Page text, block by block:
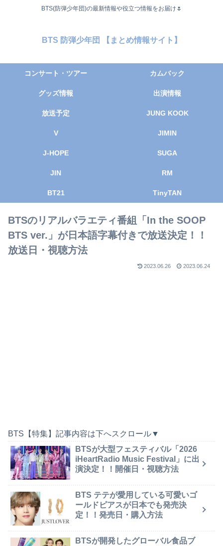
BTS(防弾少年団)の最新情報や役立つ情報をお届け🌷
BTS 防弾少年団 【まとめ情報サイト】
コンサート・ツアー カムバック
グッズ情報 出演情報
放送予定 JUNG KOOK
V JIMIN
J-HOPE SUGA
JIN RM
BT21 TinyTAN
BTSのリアルバラエティ番組「In the SOOP
BTS ver.」が日本語字幕付きで放送決定！！
放送日・視聴方法
2023.06.26 2023.06.24
BTS【特集】記事内容は下へスクロール▼
BTSが大型フェスティバル「2026
iHeartRadio Music Festival」に出
演決定！！開催日・視聴方法
BTS テテが愛用している可愛いゴ
ールドピアスが日本でも発売決
定！！発売日・購入方法
BTSが開発したグローバル食品ブ